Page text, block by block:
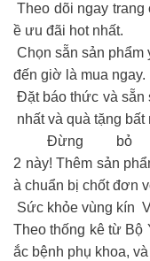
Theo dõi ngay
ề ưu đãi hot nhất.
Chọn sẵn sản phẩm
đến giờ là mua ngay.
Đặt báo thức và sẵn
nhất và quà tặng bất
Đừng bỏ
2 này! Thêm sản
à chuẩn bị chốt đơn
Sức khỏe vùng kín
Theo thống kê từ Bộ
ắc bệnh phụ khoa,